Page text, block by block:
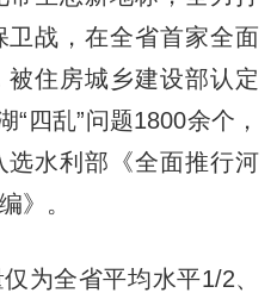
战，在全省首家全面
住房城乡建设部认定
“四乱”问题1800余个，
水利部《全面推行河
》。
全省平均水平1/2、